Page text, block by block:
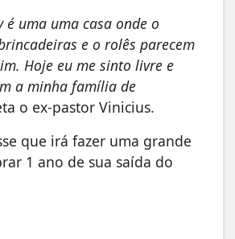
é uma uma casa onde o
e o rolês parecem
Hoje eu me sinto livre e
a minha família de
o ex-pastor Vinicius.
que irá fazer uma grande
1 ano de sua saída do